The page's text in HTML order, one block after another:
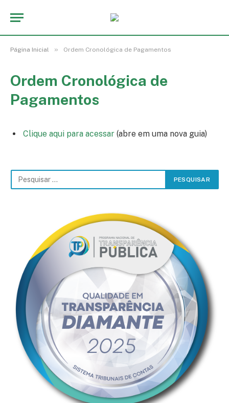
Página Inicial » Ordem Cronológica de Pagamentos
Ordem Cronológica de
Pagamentos
Clique aqui para acessar (abre em uma nova guia)